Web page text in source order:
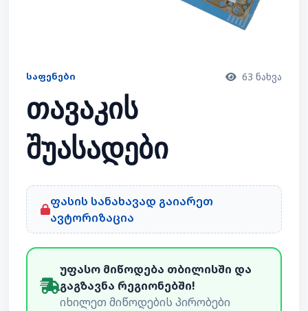
ᲡᲐᲤᲔᲜᲔᲑᲘ 63 ნახვა
თავაკის
შუასადები
ფასის სანახავად გაიარეთ
ავტორიზაცია
უფასო მიწოდება თბილისში და
გაგზავნა რეგიონებში!
იხილეთ მიწოდების პირობები